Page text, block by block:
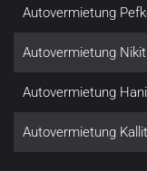
Autovermietung
Autovermietung
Autovermietung
Autovermietung